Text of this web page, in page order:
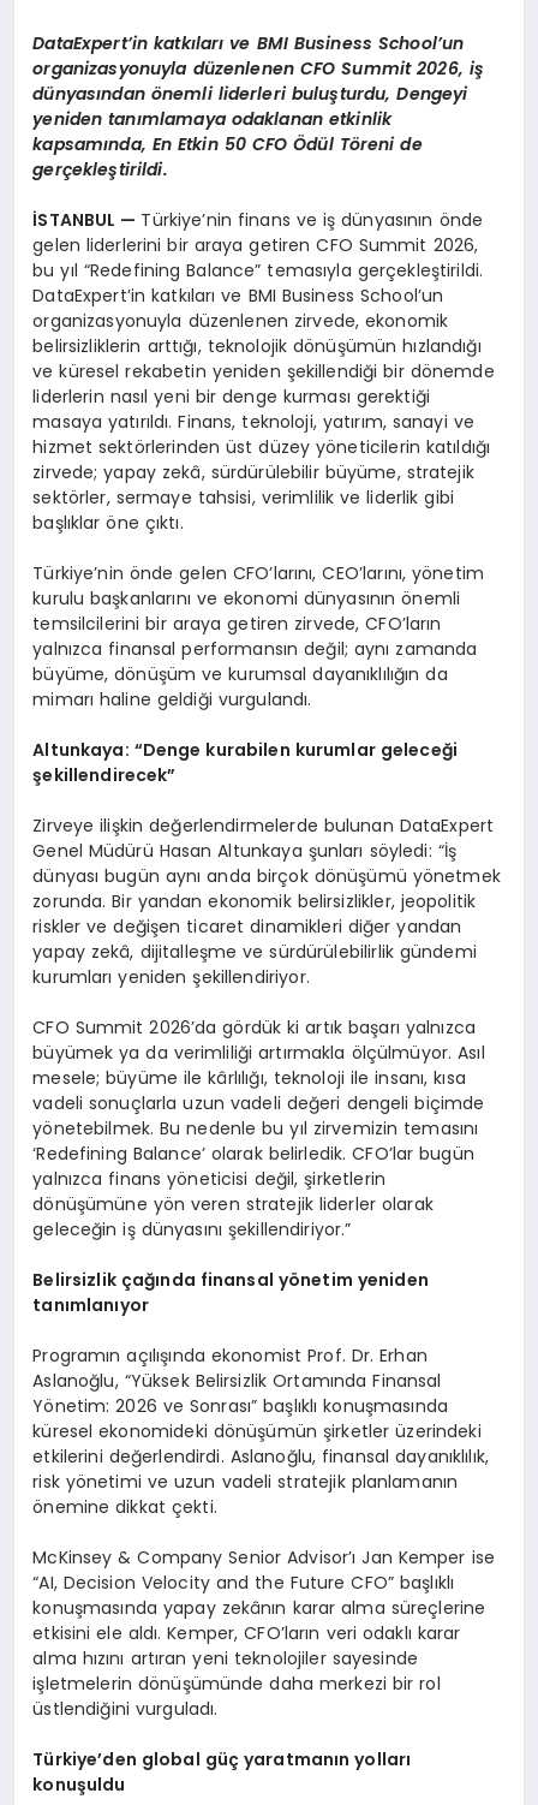
DataExpert’in katkıları ve BMI Business School’un
organizasyonuyla düzenlenen CFO Summit 2026, iş
dünyasından önemli liderleri buluşturdu, Dengeyi
yeniden tanımlamaya odaklanan etkinlik
kapsamında, En Etkin 50 CFO Ödül Töreni de
gerçekleştirildi.
İSTANBUL — Türkiye’nin finans ve iş dünyasının önde
gelen liderlerini bir araya getiren CFO Summit 2026,
bu yıl “Redefining Balance” temasıyla gerçekleştirildi.
DataExpert’in katkıları ve BMI Business School’un
organizasyonuyla düzenlenen zirvede, ekonomik
belirsizliklerin arttığı, teknolojik dönüşümün hızlandığı
ve küresel rekabetin yeniden şekillendiği bir dönemde
liderlerin nasıl yeni bir denge kurması gerektiği
masaya yatırıldı. Finans, teknoloji, yatırım, sanayi ve
hizmet sektörlerinden üst düzey yöneticilerin katıldığı
zirvede; yapay zekâ, sürdürülebilir büyüme, stratejik
sektörler, sermaye tahsisi, verimlilik ve liderlik gibi
başlıklar öne çıktı.
Türkiye’nin önde gelen CFO’larını, CEO’larını, yönetim
kurulu başkanlarını ve ekonomi dünyasının önemli
temsilcilerini bir araya getiren zirvede, CFO’ların
yalnızca finansal performansın değil; aynı zamanda
büyüme, dönüşüm ve kurumsal dayanıklılığın da
mimarı haline geldiği vurgulandı.
Altunkaya: “Denge kurabilen kurumlar geleceği
şekillendirecek”
Zirveye ilişkin değerlendirmelerde bulunan DataExpert
Genel Müdürü Hasan Altunkaya şunları söyledi: “İş
dünyası bugün aynı anda birçok dönüşümü yönetmek
zorunda. Bir yandan ekonomik belirsizlikler, jeopolitik
riskler ve değişen ticaret dinamikleri diğer yandan
yapay zekâ, dijitalleşme ve sürdürülebilirlik gündemi
kurumları yeniden şekillendiriyor.
CFO Summit 2026’da gördük ki artık başarı yalnızca
büyümek ya da verimliliği artırmakla ölçülmüyor. Asıl
mesele; büyüme ile kârlılığı, teknoloji ile insanı, kısa
vadeli sonuçlarla uzun vadeli değeri dengeli biçimde
yönetebilmek. Bu nedenle bu yıl zirvemizin temasını
‘Redefining Balance’ olarak belirledik. CFO’lar bugün
yalnızca finans yöneticisi değil, şirketlerin
dönüşümüne yön veren stratejik liderler olarak
geleceğin iş dünyasını şekillendiriyor.”
Belirsizlik çağında finansal yönetim yeniden
tanımlanıyor
Programın açılışında ekonomist Prof. Dr. Erhan
Aslanoğlu, “Yüksek Belirsizlik Ortamında Finansal
Yönetim: 2026 ve Sonrası” başlıklı konuşmasında
küresel ekonomideki dönüşümün şirketler üzerindeki
etkilerini değerlendirdi. Aslanoğlu, finansal dayanıklılık,
risk yönetimi ve uzun vadeli stratejik planlamanın
önemine dikkat çekti.
McKinsey & Company Senior Advisor’ı Jan Kemper ise
“AI, Decision Velocity and the Future CFO” başlıklı
konuşmasında yapay zekânın karar alma süreçlerine
etkisini ele aldı. Kemper, CFO’ların veri odaklı karar
alma hızını artıran yeni teknolojiler sayesinde
işletmelerin dönüşümünde daha merkezi bir rol
üstlendiğini vurguladı.
Türkiye’den global güç yaratmanın yolları
konuşuldu